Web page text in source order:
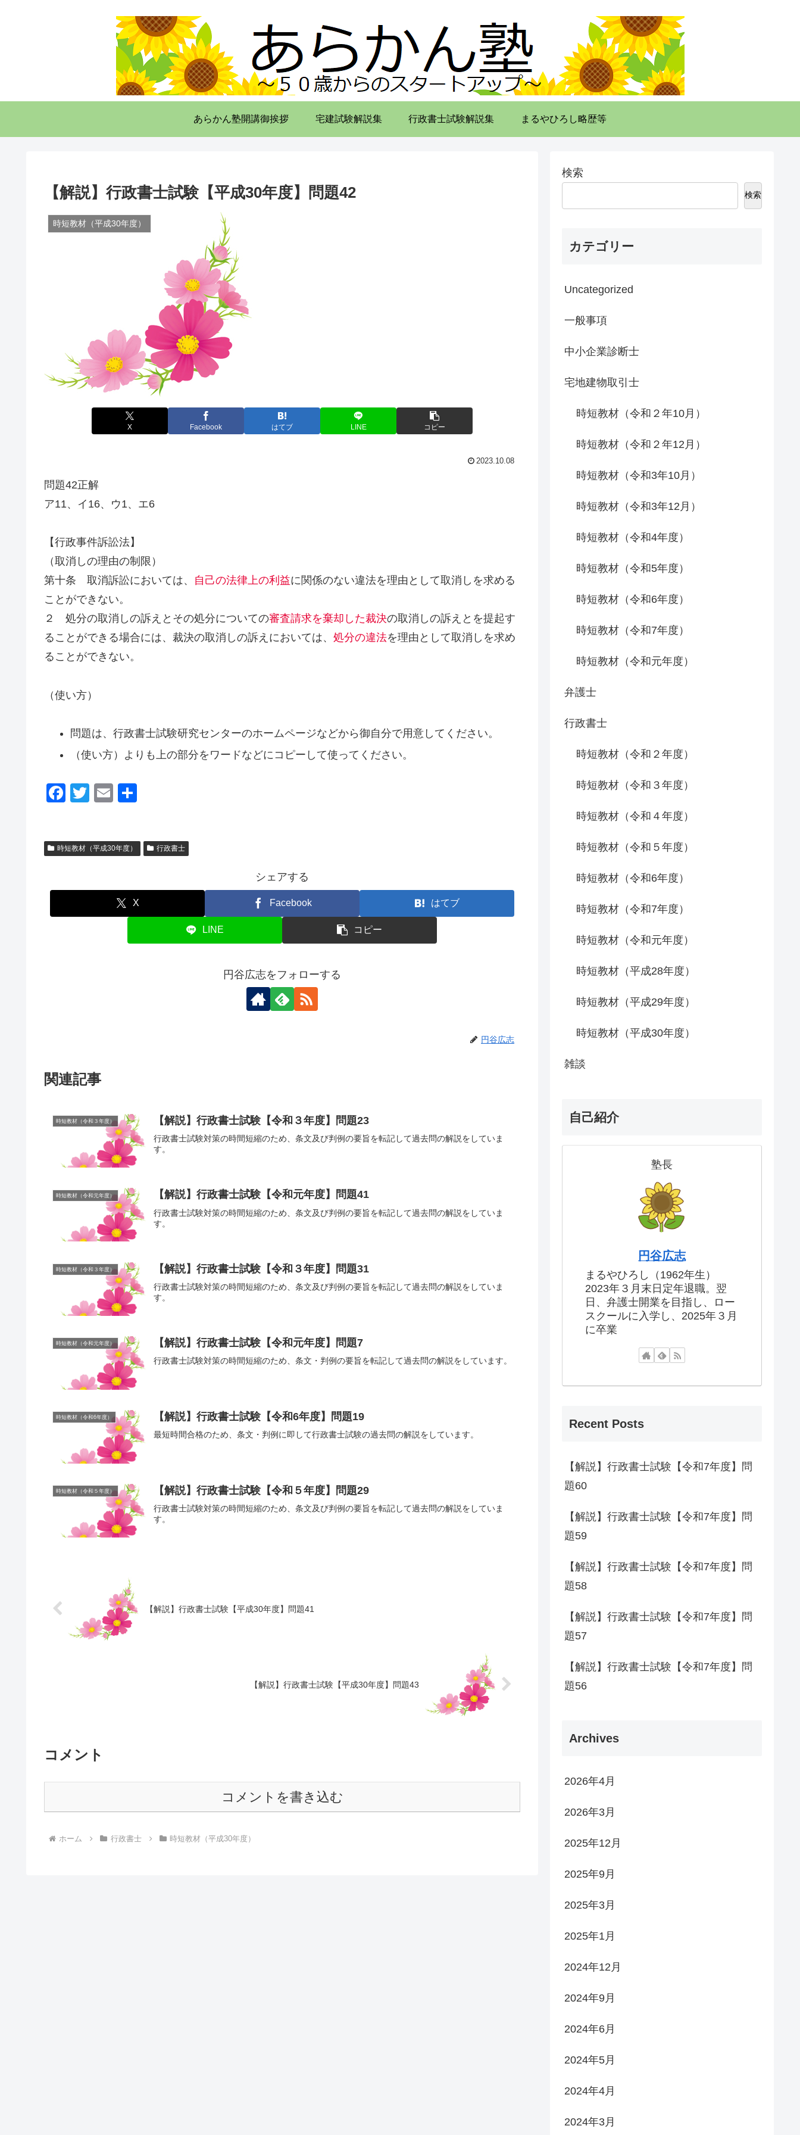
あらかん塾開講御挨拶 宅建試験解説集 行政書士試験解説集 まるやひろし略歴等
【解説】行政書士試験【平成30年度】問題42
時短教材（平成30年度）
X Facebook はてブ LINE コピー
2023.10.08
問題42正解
ア11、イ16、ウ1、エ6
【行政事件訴訟法】
（取消しの理由の制限）
第十条 取消訴訟においては、 自己の法律上の利益に関係のない違法を理由として取消しを求める
ことができない。
２ 処分の取消しの訴えとその処分についての審査請求を棄却した裁決の取消しの訴えとを提起す
ることができる場合には、裁決の取消しの訴えにおいては、 処分の違法を理由として取消しを求め
ることができない。
（使い方）
問題は、行政書士試験研究センターのホームページなどから御自分で用意してください。
（使い方）よりも上の部分をワードなどにコピーして使ってください。
F
e
o
T
er
E
時短教材（平成30年度） 行政書士
シェアする
X Facebook はてブ
LINE コピー
円谷広志をフォローする
円谷広志
関連記事
時短教材（令和３年度） 【解説】行政書士試験【令和３年度】問題23
行政書士試験対策の時間短縮のため、条文及び判例の要旨を転記して過去問の解説をしていま
す。
時短教材（令和元年度） 【解説】行政書士試験【令和元年度】問題41
行政書士試験対策の時間短縮のため、条文及び判例の要旨を転記して過去問の解説をしていま
す。
時短教材（令和３年度） 【解説】行政書士試験【令和３年度】問題31
行政書士試験対策の時間短縮のため、条文及び判例の要旨を転記して過去問の解説をしていま
す。
時短教材（令和元年度） 【解説】行政書士試験【令和元年度】問題7
行政書士試験対策の時間短縮のため、条文・判例の要旨を転記して過去問の解説をしています。
時短教材（令和6年度） 【解説】行政書士試験【令和6年度】問題19
最短時間合格のため、条文・判例に即して行政書士試験の過去問の解説をしています。
時短教材（令和５年度） 【解説】行政書士試験【令和５年度】問題29
行政書士試験対策の時間短縮のため、条文及び判例の要旨を転記して過去問の解説をしていま
す。
【解説】行政書士試験【平成30年度】問題41
【解説】行政書士試験【平成30年度】問題43
コメント
コメントを書き込む
ホーム 行政書士 時短教材（平成30年度）
検索
検索
カテゴリー
Uncategorized
一般事項
中小企業診断士
宅地建物取引士
時短教材（令和２年10月）
時短教材（令和２年12月）
時短教材（令和3年10月）
時短教材（令和3年12月）
時短教材（令和4年度）
時短教材（令和5年度）
時短教材（令和6年度）
時短教材（令和7年度）
時短教材（令和元年度）
弁護士
行政書士
時短教材（令和２年度）
時短教材（令和３年度）
時短教材（令和４年度）
時短教材（令和５年度）
時短教材（令和6年度）
時短教材（令和7年度）
時短教材（令和元年度）
時短教材（平成28年度）
時短教材（平成29年度）
時短教材（平成30年度）
雑談
自己紹介
塾長
円谷広志
まるやひろし（1962年生）
2023年３月末日定年退職。翌
日、弁護士開業を目指し、ロー
スクールに入学し、2025年３月
に卒業
Recent Posts
【解説】行政書士試験【令和7年度】問
題60
【解説】行政書士試験【令和7年度】問
題59
【解説】行政書士試験【令和7年度】問
題58
【解説】行政書士試験【令和7年度】問
題57
【解説】行政書士試験【令和7年度】問
題56
Archives
2026年4月
2026年3月
2025年12月
2025年9月
2025年3月
2025年1月
2024年12月
2024年9月
2024年6月
2024年5月
2024年4月
2024年3月